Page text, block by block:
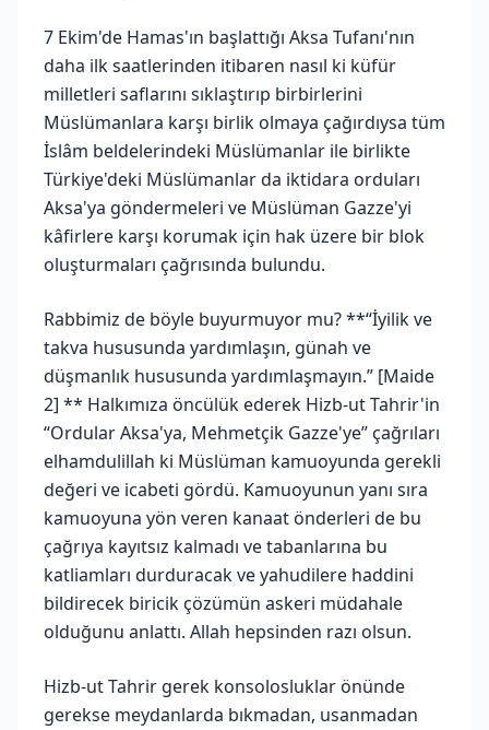
7 Ekim'de Hamas'ın başlattığı Aksa Tufanı'nın
daha ilk saatlerinden itibaren nasıl ki küfür
milletleri saflarını sıklaştırıp birbirlerini
Müslümanlara karşı birlik olmaya çağırdıysa tüm
İslâm beldelerindeki Müslümanlar ile birlikte
Türkiye'deki Müslümanlar da iktidara orduları
Aksa'ya göndermeleri ve Müslüman Gazze'yi
kâfirlere karşı korumak için hak üzere bir blok
oluşturmaları çağrısında bulundu.
Rabbimiz de böyle buyurmuyor mu? **“İyilik ve
takva hususunda yardımlaşın, günah ve
düşmanlık hususunda yardımlaşmayın.” [Maide
2] ** Halkımıza öncülük ederek Hizb-ut Tahrir'in
“Ordular Aksa'ya, Mehmetçik Gazze'ye” çağrıları
elhamdulillah ki Müslüman kamuoyunda gerekli
değeri ve icabeti gördü. Kamuoyunun yanı sıra
kamuoyuna yön veren kanaat önderleri de bu
çağrıya kayıtsız kalmadı ve tabanlarına bu
katliamları durduracak ve yahudilere haddini
bildirecek biricik çözümün askeri müdahale
olduğunu anlattı. Allah hepsinden razı olsun.
Hizb-ut Tahrir gerek konsolosluklar önünde
gerekse meydanlarda bıkmadan, usanmadan